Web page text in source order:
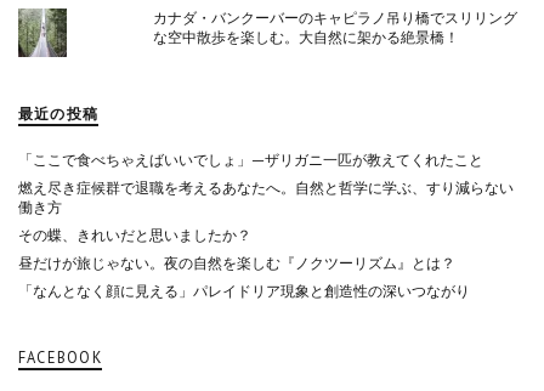
カナダ・バンクーバーのキャピラノ吊り橋でスリリング
な空中散歩を楽しむ。大自然に架かる絶景橋！
最近の投稿
「ここで食べちゃえばいいでしょ」—ザリガニ一匹が教えてくれたこと
燃え尽き症候群で退職を考えるあなたへ。自然と哲学に学ぶ、すり減らない
働き方
その蝶、きれいだと思いましたか？
昼だけが旅じゃない。夜の自然を楽しむ『ノクツーリズム』とは？
「なんとなく顔に見える」パレイドリア現象と創造性の深いつながり
FACEBOOK